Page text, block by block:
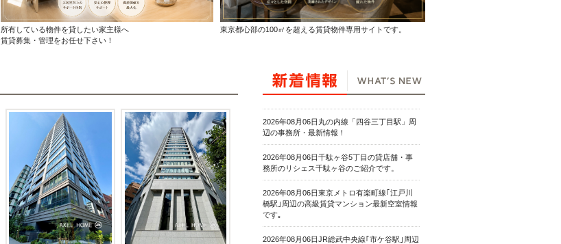
所有している物件を貸したい家主様へ
賃貸募集・管理をお任せ下さい！
東京都心部の100㎡を超える賃貸物件専用サイトです。
2026年08月06日丸の内線「四谷三丁目駅」周
辺の事務所・最新情報！
2026年08月06日千駄ヶ谷5丁目の貸店舗・事
務所のリシェス千駄ヶ谷のご紹介です。
2026年08月06日東京メトロ有楽町線｢江戸川
橋駅｣周辺の高級賃貸マンション最新空室情報
です｡
2026年08月06日JR総武中央線｢市ケ谷駅｣周辺